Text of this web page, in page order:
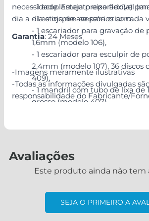
necessidade. Esteja preparado(a)
dia a dia e inspire-se para criar cada
- 1 acoplamento eixo flexível
- 1 estojo de acessórios com
- 1 escariador para gravação
1,6mm (modelo 106),
- 1 escariador para esculpir de
2,4mm (modelo 107), 36 discos
409),
- 1 mandril com tubo de lixa de
grosso (modelo 407),
- 1 tubo de lixa de 12,7mm de
- 2 disco de feltro para polir de
414),
- 1 pasta para polir (modelo 421),
- 1 mandril para acessórios de
Garantia: 24 Meses
-Imagens meramente ilustrativas
-Todas as informações divulgadas
responsabilidade do Fabricante/
Avaliações
Este produto ainda não tem
SEJA O PRIMEIRO A